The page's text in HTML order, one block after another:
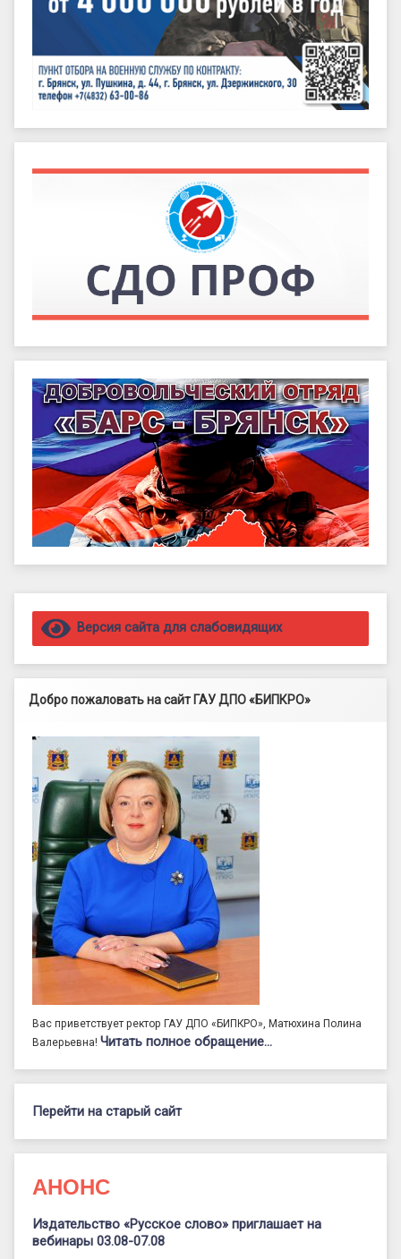
Правый сайдбар
Версия сайта для слабовидящих
Добро пожаловать на сайт ГАУ ДПО «БИПКРО»
Вас приветствует ректор ГАУ ДПО «БИПКРО», Матюхина Полина
Валерьевна! Читать полное обращение…
Перейти на старый сайт
АНОНС
Издательство «Русское слово» приглашает на
вебинары 03.08-07.08